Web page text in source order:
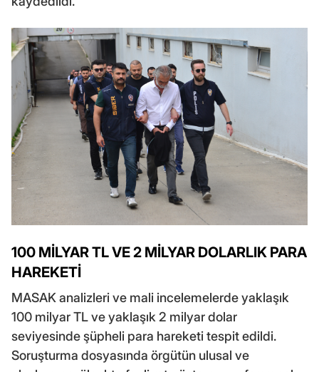
100 MİLYAR TL VE 2 MİLYAR DOLARLIK PARA
HAREKETİ
MASAK analizleri ve mali incelemelerde yaklaşık
100 milyar TL ve yaklaşık 2 milyar dolar
seviyesinde şüpheli para hareketi tespit edildi.
Soruşturma dosyasında örgütün ulusal ve